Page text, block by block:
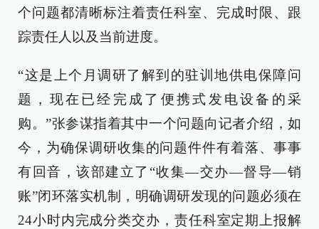
个问题都清晰标注着责任科室、完成时限、跟
踪责任人以及当前进度。
“这是上个月调研了解到的驻训地供电保障问
题，现在已经完成了便携式发电设备的采
购。”张参谋指着其中一个问题向记者介绍，如
今，为确保调研收集的问题件件有着落、事事
有回音，该部建立了“收集—交办—督导—销
账”闭环落实机制，明确调研发现的问题必须在
24小时内完成分类交办，责任科室定期上报解